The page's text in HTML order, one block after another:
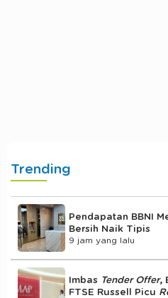
Trending
Pendapatan BBNI
Bersih Naik Tipis
9 jam yang lalu
Imbas Tender Offer,
FTSE Russell Picu